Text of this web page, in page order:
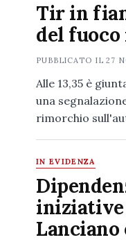
Tir in
del fuoco
PUBBLICATO IL27
Alle 13,35 è
una
rimorchio
IN EVIDENZA
iniziative
Lanciano